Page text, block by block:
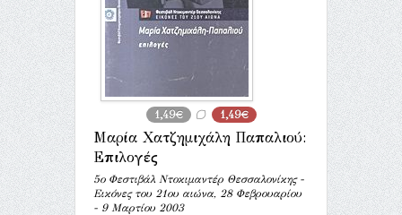
1,49€ 1,49€
Μαρία Χατζημιχάλη Παπαλιού:
Επιλογές
5ο Φεστιβάλ Ντοκιμαντέρ Θεσσαλονίκης -
Εικόνες του 21ου αιώνα, 28 Φεβρουαρίου
- 9 Μαρτίου 2003